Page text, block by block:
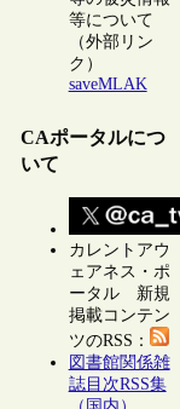
等について
（外部リン
ク）
saveMLAK
CAポータルにつ
いて
カレントアウ
ェアネス・ポ
ータル 新規
掲載コンテン
ツのRSS：
図書館関係雑
誌目次RSS集